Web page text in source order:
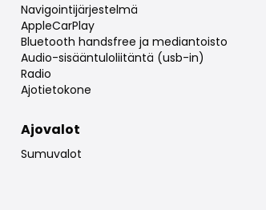
Navigointijärjestelmä
AppleCarPlay
Bluetooth handsfree ja mediantoisto
Audio-sisääntuloliitäntä (usb-in)
Radio
Ajotietokone
Ajovalot
Sumuvalot